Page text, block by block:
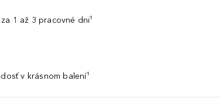
1 až 3 pracovné dni¹
v krásnom balení¹